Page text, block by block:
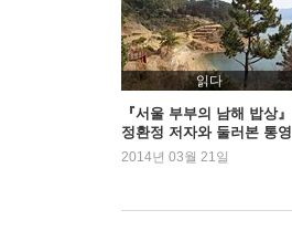
미륵도 달아길 안내도
읽다
『서울 부부의 남해 밥상』
정환정 저자와 둘러본 통영
의 명소
2014년 03월 21일